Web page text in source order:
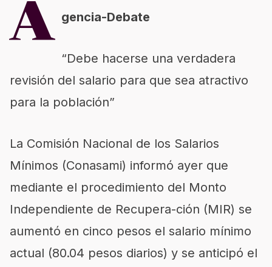
A gencia-Debate
“Debe hacerse una verdadera
revisión del salario para que sea atractivo
para la población”
La Comisión Nacional de los Salarios
Mínimos (Conasami) informó ayer que
mediante el procedimiento del Monto
Independiente de Recupera-ción (MIR) se
aumentó en cinco pesos el salario mínimo
actual (80.04 pesos diarios) y se anticipó el